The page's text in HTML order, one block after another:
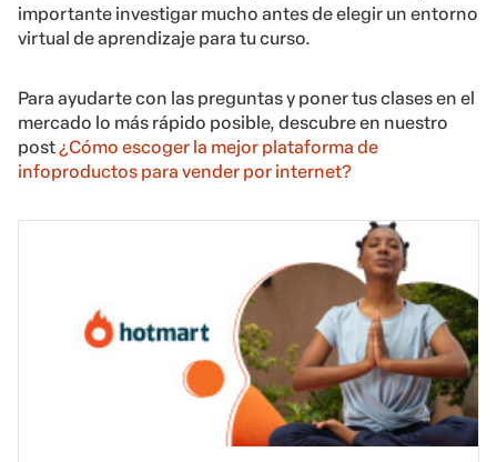
importante investigar mucho antes de elegir un entorno
virtual de aprendizaje para tu curso.
Para ayudarte con las preguntas y poner tus clases en el
mercado lo más rápido posible, descubre en nuestro
post¿Cómo escoger la mejor plataforma de
infoproductos para vender por internet?